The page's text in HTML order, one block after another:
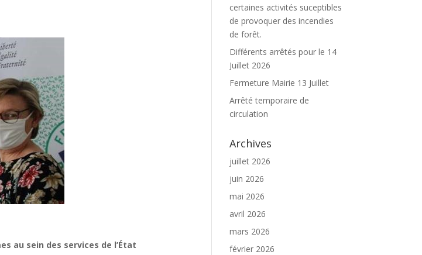
au sein des services de l’État
certaines activités suceptibles
de provoquer des incendies
de forêt.
Différents arrêtés pour le 14
Juillet 2026
Fermeture Mairie 13 Juillet
Arrêté temporaire de
circulation
Archives
juillet 2026
juin 2026
mai 2026
avril 2026
mars 2026
février 2026